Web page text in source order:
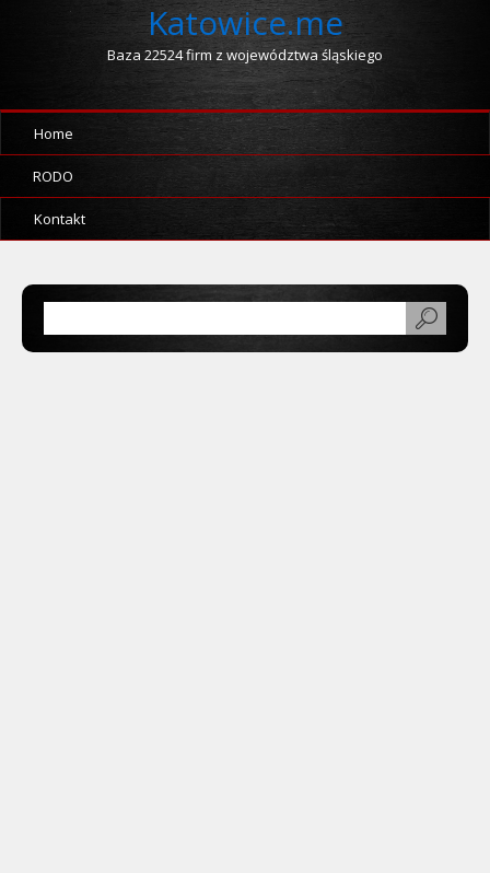
Katowice.me
Baza 22524 firm z województwa śląskiego
Home
RODO
Kontakt